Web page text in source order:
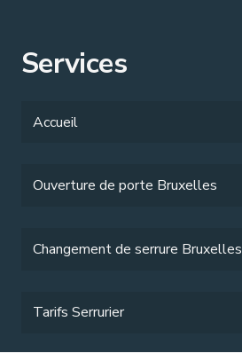
Services
Accueil
Ouverture de porte Bruxelles
Changement de serrure Bruxelles
Tarifs Serrurier